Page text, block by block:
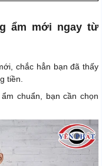
ẩm mới ngay từ
chắc hẳn bạn đã thấy
tiền.
chuẩn, bạn cần chọn